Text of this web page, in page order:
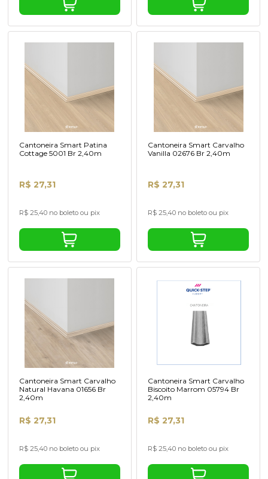
Cantoneira Smart Patina
Cottage 5001 Br 2,40m
R$ 27,31
R$ 25,40 no boleto ou pix
Cantoneira Smart Carvalho
Vanilla 02676 Br 2,40m
R$ 27,31
R$ 25,40 no boleto ou pix
Cantoneira Smart Carvalho
Natural Havana 01656 Br
2,40m
R$ 27,31
R$ 25,40 no boleto ou pix
Cantoneira Smart Carvalho
Biscoito Marrom 05794 Br
2,40m
R$ 27,31
R$ 25,40 no boleto ou pix